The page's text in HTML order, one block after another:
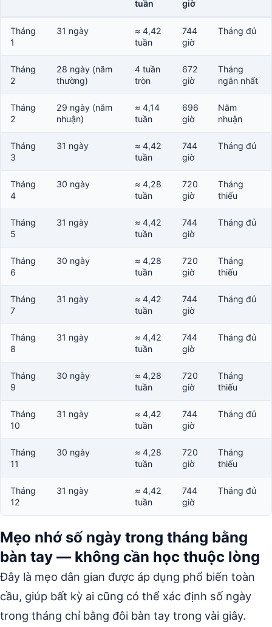
tuần giờ
Tháng
1
31 ngày
≈ 4,42
tuần
744
giờ
Tháng đủ
Tháng
2
28 ngày (năm
thường)
4 tuần
tròn
672
giờ
Tháng
ngắn nhất
Tháng
2
29 ngày (năm
nhuận)
≈ 4,14
tuần
696
giờ
Năm
nhuận
Tháng
3
31 ngày
≈ 4,42
tuần
744
giờ
Tháng đủ
Tháng
4
30 ngày
≈ 4,28
tuần
720
giờ
Tháng
thiếu
Tháng
5
31 ngày
≈ 4,42
tuần
744
giờ
Tháng đủ
Tháng
6
30 ngày
≈ 4,28
tuần
720
giờ
Tháng
thiếu
Tháng
7
31 ngày
≈ 4,42
tuần
744
giờ
Tháng đủ
Tháng
8
31 ngày
≈ 4,42
tuần
744
giờ
Tháng đủ
Tháng
9
30 ngày
≈ 4,28
tuần
720
giờ
Tháng
thiếu
Tháng
10
31 ngày
≈ 4,42
tuần
744
giờ
Tháng đủ
Tháng
11
30 ngày
≈ 4,28
tuần
720
giờ
Tháng
thiếu
Tháng
12
31 ngày
≈ 4,42
tuần
744
giờ
Tháng đủ
Mẹo nhớ số ngày trong tháng bằng
bàn tay — không cần học thuộc lòng
Đây là mẹo dân gian được áp dụng phổ biến toàn
cầu, giúp bất kỳ ai cũng có thể xác định số ngày
trong tháng chỉ bằng đôi bàn tay trong vài giây.